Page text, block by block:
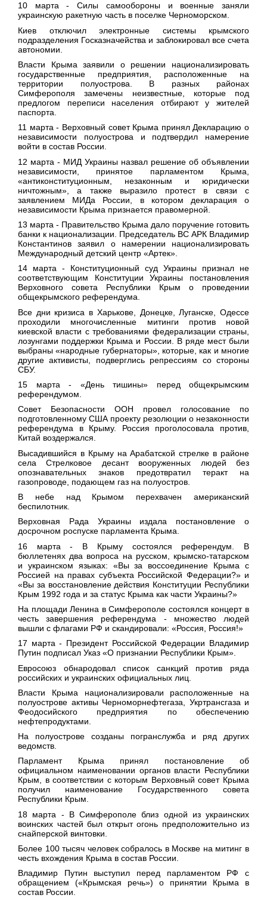
10 марта- Силы самообороны и военные заняли
украинскую ракетную часть в поселке Черноморском.
Киев отключил электронные системы крымского
подразделения Госказначейства и заблокировал все счета
автономии.
Власти Крыма заявили о решении национализировать
государственные предприятия, расположенные на
территории полуострова. В разных районах
Симферополя замечены неизвестные, которые под
предлогом переписи населения отбирают у жителей
паспорта.
11 марта- Верховный совет Крыма принял Декларацию о
независимости полуострова и подтвердил намерение
войти в состав России.
12 марта - МИД Украины назвал решение об объявлении
независимости, принятое парламентом Крыма,
«антиконституционным, незаконным и юридически
ничтожным», а также выразило протест в связи с
заявлением МИДа России, в котором декларация о
независимости Крыма признается правомерной.
13 марта - Правительство Крыма дало поручение готовить
банки к национализации. Председатель ВС АРК Владимир
Константинов заявил о намерении национализировать
Международный детский центр «Артек».
14 марта - Конституционный суд Украины признал не
соответствующим Конституции Украины постановления
Верховного совета Республики Крым о проведении
общекрымского референдума.
Все дни кризиса в Харькове, Донецке, Луганске, Одессе
проходили многочисленные митинги против новой
киевской власти с требованиями федерализации страны,
лозунгами поддержки Крыма и России. В ряде мест были
выбраны «народные губернаторы», которые, как и многие
другие активисты, подверглись репрессиям со стороны
СБУ.
15 марта - «День тишины» перед общекрымским
референдумом.
Совет Безопасности ООН провел голосование по
подготовленному США проекту резолюции о незаконности
референдума в Крыму. Россия проголосовала против,
Китай воздержался.
Высадившийся в Крыму на Арабатской стрелке в районе
села Стрелковое десант вооруженных людей без
опознавательных знаков предотвратил теракт на
газопроводе, подающем газ на полуостров.
В небе над Крымом перехвачен американский
беспилотник.
Верховная Рада Украины издала постановление о
досрочном роспуске парламента Крыма.
16 марта - В Крыму состоялся референдум. В
бюллетенях два вопроса на русском, крымско-татарском
и украинском языках: «Вы за воссоединение Крыма с
Россией на правах субъекта Российской Федерации?» и
«Вы за восстановление действия Конституции Республики
Крым 1992 года и за статус Крыма как части Украины?»
На площади Ленина в Симферополе состоялся концерт в
честь завершения референдума - множество людей
вышли с флагами РФ и скандировали: «Россия, Россия!»
17 марта - Президент Российской Федерации Владимир
Путин подписал Указ «О признании Республики Крым».
Евросоюз обнародовал список санкций против ряда
российских и украинских официальных лиц.
Власти Крыма национализировали расположенные на
полуострове активы Черноморнефтегаза, Укртрансгаза и
Феодосийского предприятия по обеспечению
нефтепродуктами.
На полуострове созданы погранслужба и ряд других
ведомств.
Парламент Крыма принял постановление об
официальном наименовании органов власти Республики
Крым, в соответствии с которым Верховный совет Крыма
получил наименование Государственного совета
Республики Крым.
18 марта - В Симферополе близ одной из украинских
воинских частей был открыт огонь предположительно из
снайперской винтовки.
Более 100 тысяч человек собралось в Москве на митинг в
честь вхождения Крыма в состав России.
Владимир Путин выступил перед парламентом РФ с
обращением («Крымская речь») о принятии Крыма в
состав России.